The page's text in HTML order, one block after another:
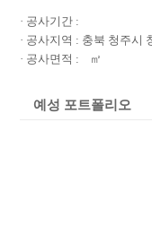
· 공사기간 :
· 공사지역 : 충북 청주시
· 공사면적 : ㎡
예성 포트폴리오